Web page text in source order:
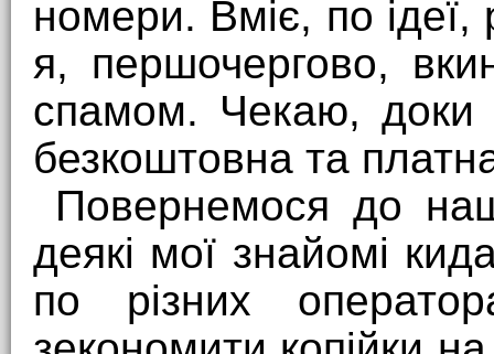
номери. Вміє, по
я, першочергово,
спамом. Чекаю, доки
безкоштовна та
Повернемося до
деякі мої знайомі
по різних